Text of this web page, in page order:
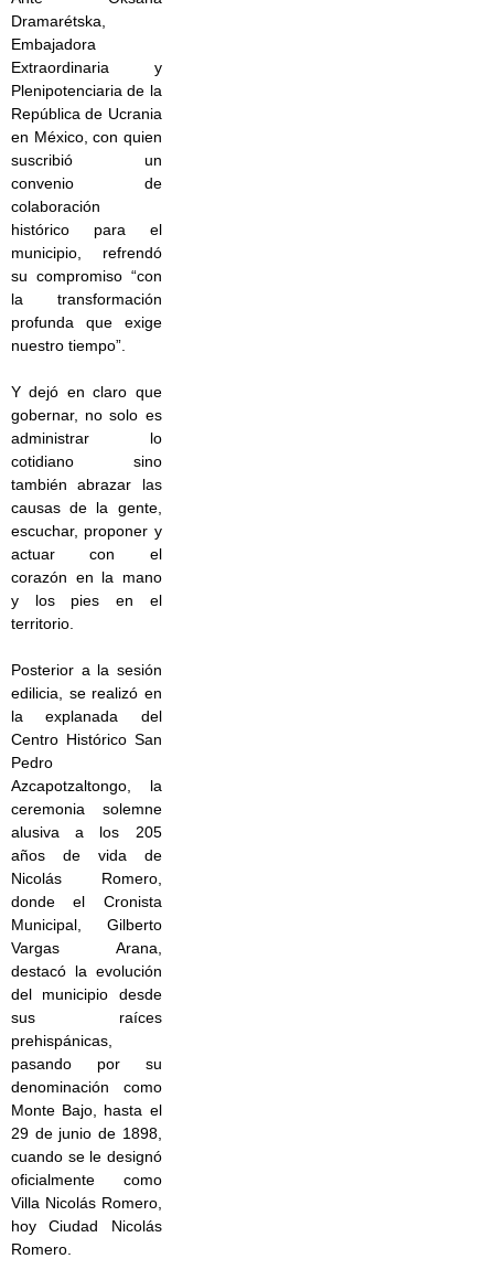
Dramarétska,
Embajadora
Extraordinaria y
Plenipotenciaria de la
República de Ucrania
en México, con quien
suscribió un
convenio de
colaboración
histórico para el
municipio, refrendó
su compromiso “con
la transformación
profunda que exige
nuestro tiempo”.
Y dejó en claro que
gobernar, no solo es
administrar lo
cotidiano sino
también abrazar las
causas de la gente,
escuchar, proponer y
actuar con el
corazón en la mano
y los pies en el
territorio.
Posterior a la sesión
edilicia, se realizó en
la explanada del
Centro Histórico San
Pedro
Azcapotzaltongo, la
ceremonia solemne
alusiva a los 205
años de vida de
Nicolás Romero,
donde el Cronista
Municipal, Gilberto
Vargas Arana,
destacó la evolución
del municipio desde
sus raíces
prehispánicas,
pasando por su
denominación como
Monte Bajo, hasta el
29 de junio de 1898,
cuando se le designó
oficialmente como
Villa Nicolás Romero,
hoy Ciudad Nicolás
Romero.